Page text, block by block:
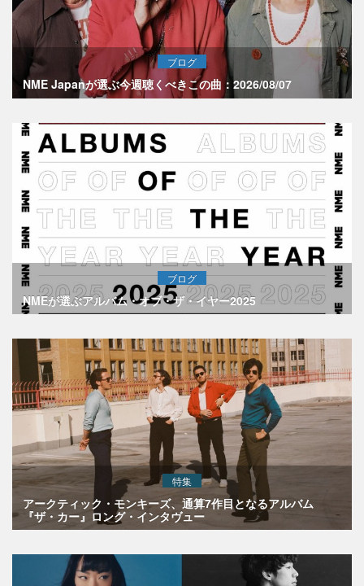
ブログ
NME Japanが選ぶ今週聴くべきこの曲：2026/08/07
ブログ
NMEが選ぶアルバム・オブ・ザ・イヤー2025
特集
アークティック・モンキーズ、通算7作目となるアルバム
『ザ・カー』ロング・インタヴュー